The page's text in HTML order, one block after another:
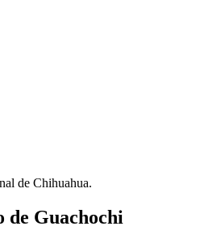
de Chihuahua.
de Guachochi